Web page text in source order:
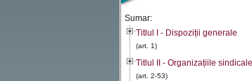
Sumar:
Titlul I - Dispoziții generale
(art. 1)
Titlul II - Organizațiile sindicale
(art. 2-53)